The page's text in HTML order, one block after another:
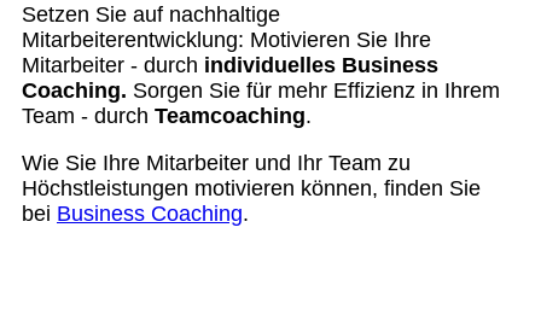
Setzen Sie auf nachhaltige
Mitarbeiterentwicklung: Motivieren Sie Ihre
Mitarbeiter - durch individuelles Business
Coaching. Sorgen Sie für mehr Effizienz in Ihrem
Team - durch Teamcoaching.
Wie Sie Ihre Mitarbeiter und Ihr Team zu
Höchstleistungen motivieren können, finden Sie
bei Business Coaching.